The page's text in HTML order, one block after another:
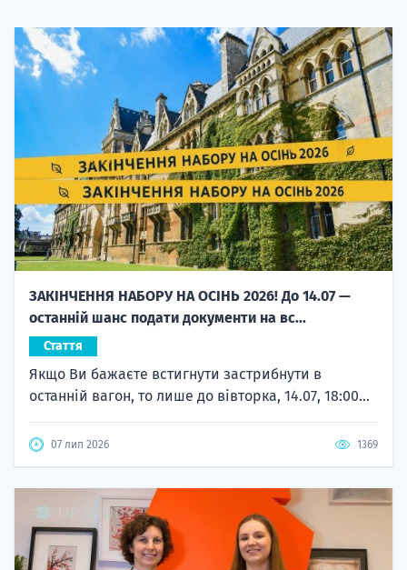
ЗАКІНЧЕННЯ НАБОРУ НА ОСІНЬ 2026! До 14.07 —
останній шанс подати документи на вс...
Стаття
Якщо Ви бажаєте встигнути застрибнути в
останній вагон, то лише до вівторка, 14.07, 18:00...
07 лип 2026 1369